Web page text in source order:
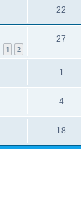
22
1 2
27
1
4
18